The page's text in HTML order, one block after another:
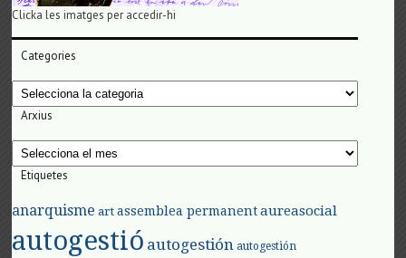
Clicka les imatges per accedir-hi
Categories
Categories
Arxius
Arxius
Etiquetes
anarquisme art assemblea permanent aureasocial
autogestió autogestión autogestión